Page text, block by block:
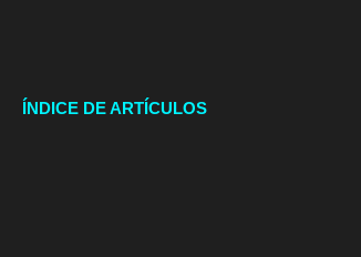
ÍNDICE DE ARTÍCULOS